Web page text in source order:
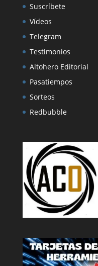
Suscríbete
Vídeos
Telegram
Testimonios
Altohero Editorial
Pasatiempos
Sorteos
Redbubble